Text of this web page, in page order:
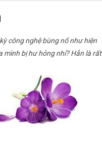
công nghệ bùng nổ như hiện
mình bị hư hỏng nhỉ? Hẳn là rất